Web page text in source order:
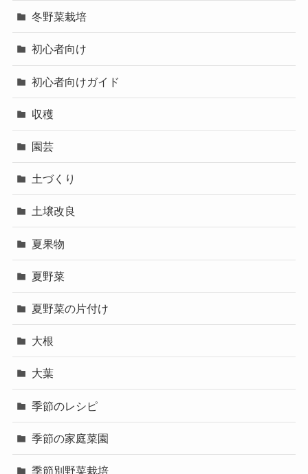
冬野菜栽培
初心者向け
初心者向けガイド
収穫
園芸
土づくり
土壌改良
夏果物
夏野菜
夏野菜の片付け
大根
大葉
季節のレシピ
季節の家庭菜園
季節別野菜栽培